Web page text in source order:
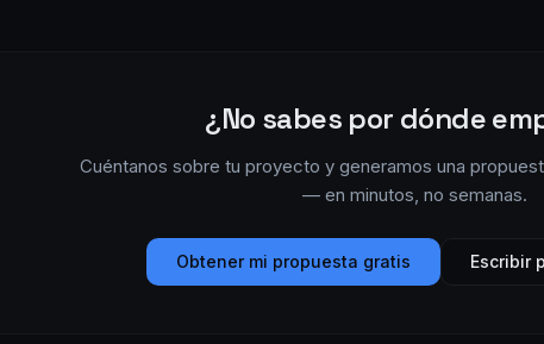
¿No sabes por dónde
Cuéntanos sobre tu proyecto y generamos una
— en minutos, no semanas.
Obtener mi propuesta gratis Escribir